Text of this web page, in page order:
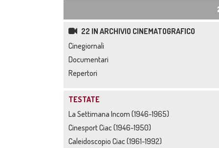
22 IN ARCHIVIO CINEMATOGRAFICO
Cinegiornali
Documentari
Repertori
TESTATE
La Settimana Incom (1946-1965)
Cinesport Ciac (1946-1950)
Caleidoscopio Ciac (1961-1992)